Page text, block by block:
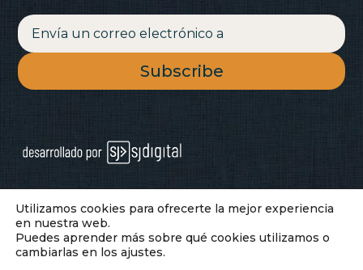
Subscribe
© 2026 Compañía de Santa Teresa de
Utilizamos cookies para ofrecerte la mejor experiencia
en nuestra web.
Puedes aprender más sobre qué cookies utilizamos o
cambiarlas en los ajustes.